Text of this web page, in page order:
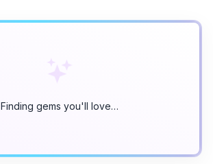
Finding gems you'll love…